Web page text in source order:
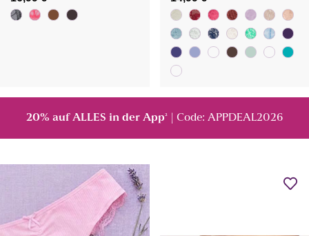
20% auf ALLES in der App² | Code: APPDEAL2026